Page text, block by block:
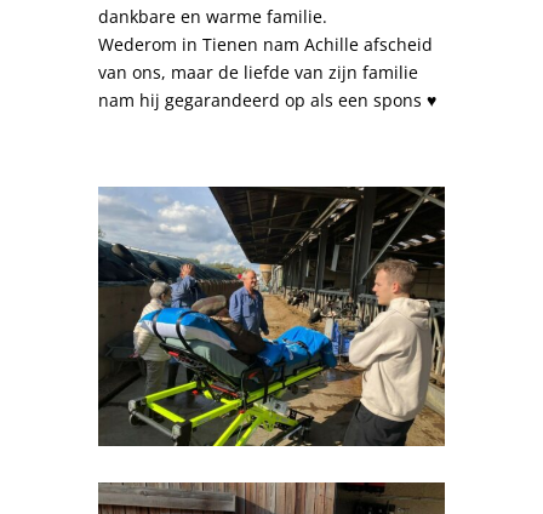
dankbare en warme familie.
Wederom in Tienen nam Achille afscheid
van ons, maar de liefde van zijn familie
nam hij gegarandeerd op als een spons ♥️